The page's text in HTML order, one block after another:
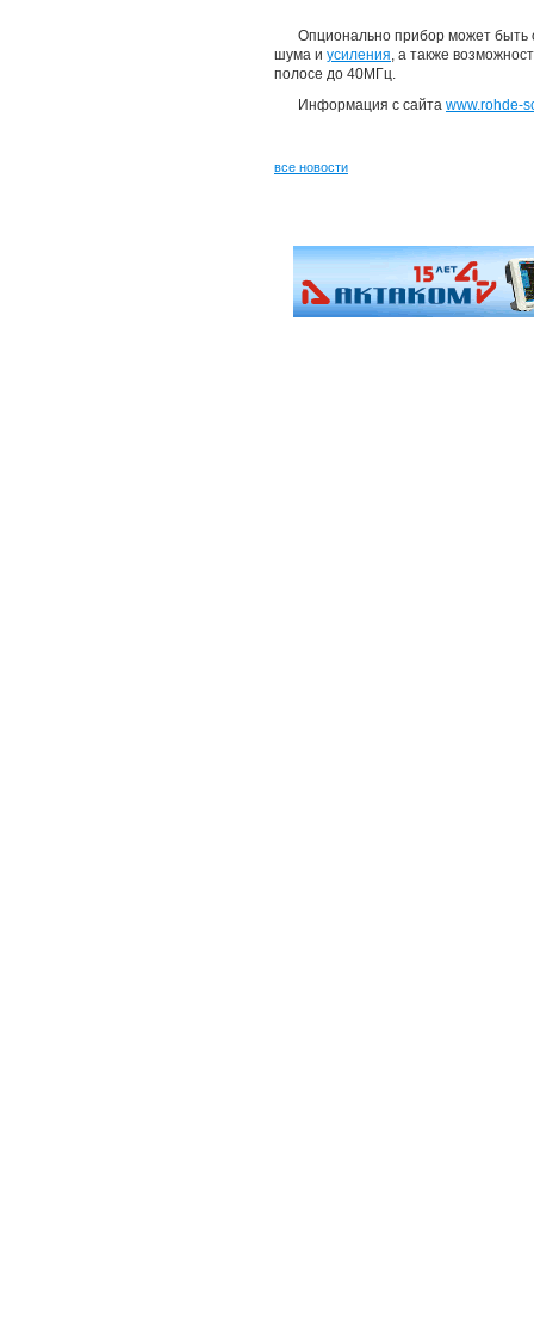
Опционально прибор может
шума и усиления, а также
полосе до 40МГц.
Информация с сайта www.rohde-
все новости